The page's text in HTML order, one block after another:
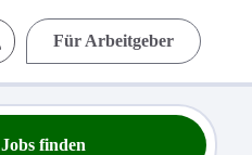
Für Arbeitgeber
Jobs finden